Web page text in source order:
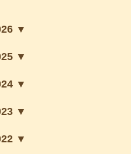
▼
▼
▼
▼
▼